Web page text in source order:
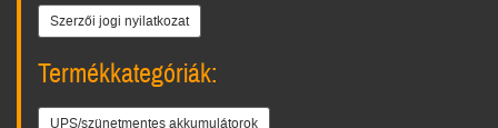
Szerzői jogi nyilatkozat
Termékkategóriák:
UPS/szünetmentes akkumulátorok